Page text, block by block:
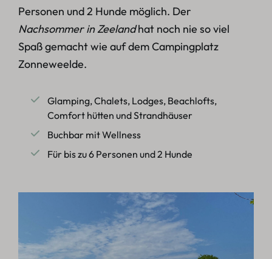
Personen und 2 Hunde möglich. Der
Nachsommer in Zeelandhat noch nie so viel
Spaß gemacht wie auf dem Campingplatz
Zonneweelde.
Glamping, Chalets, Lodges, Beachlofts,
Comfort hütten und Strandhäuser
Buchbar mit Wellness
Für bis zu 6 Personen und 2 Hunde